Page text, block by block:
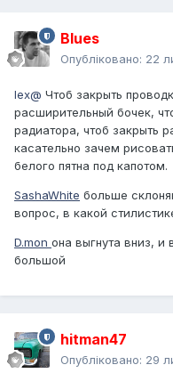
Blues
Опубліковано: 22
lex@ Чтоб закрыть
расширительный бочек,
радиатора, чтоб закрыть
касательно зачем
белого пятна под капотом.
SashaWhite больше
вопрос, в какой
D.mon она выгнута вниз,
большой
hitman47
Опубліковано: 29